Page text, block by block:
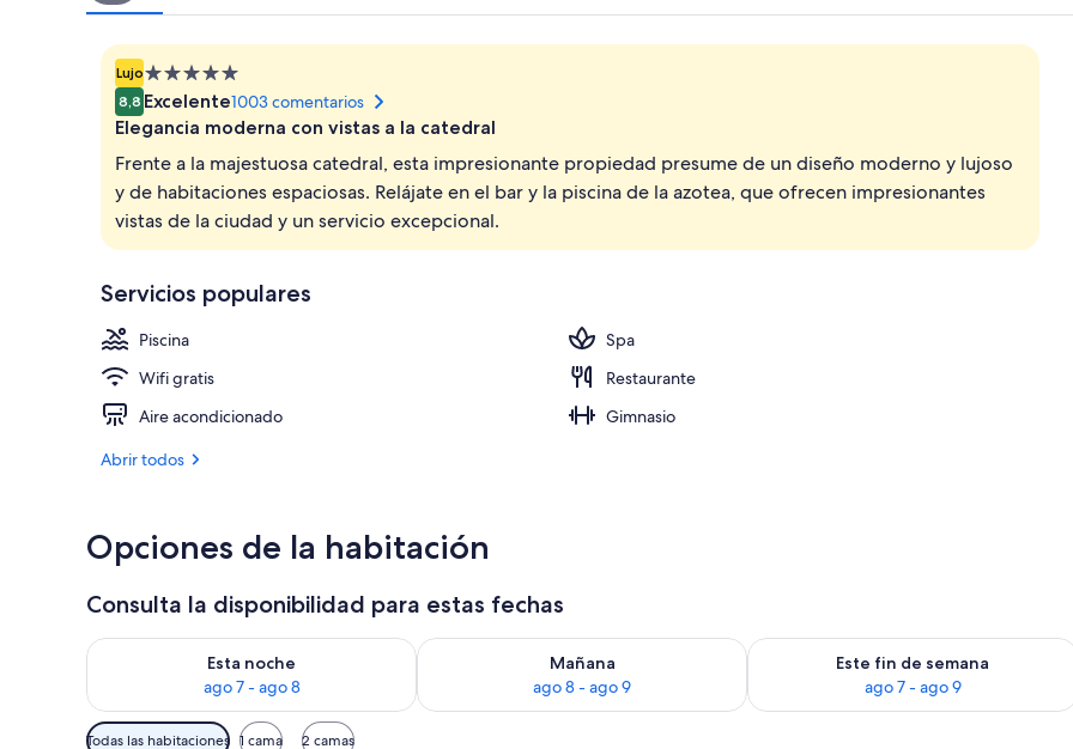
LujoAlojamiento
de
5.0 estrellas
8,8 Excelente1003 comentarios
Elegancia moderna con vistas a la catedral
Frente a la majestuosa catedral, esta impresionante propiedad presume de un diseño moderno y lujoso
y de habitaciones espaciosas. Relájate en el bar y la piscina de la azotea, que ofrecen impresionantes
vistas de la ciudad y un servicio excepcional.
Servicios populares
Piscina
Spa
Wifi gratis
Restaurante
Aire acondicionado
Gimnasio
Abrir todos
Opciones de la habitación
Consulta la disponibilidad para estas fechas
Esta noche
ago 7 - ago 8
Consulta la disponibilidad para esta noche, ago 7 - ago 8
Mañana
ago 8 - ago 9
Consulta la disponibilidad para mañana, ago 8 - ago 9
Este fin de semana
ago 7 - ago 9
Consulta la disponibilidad para este
Filtros
Todas las habitaciones 1 cama 2 camas